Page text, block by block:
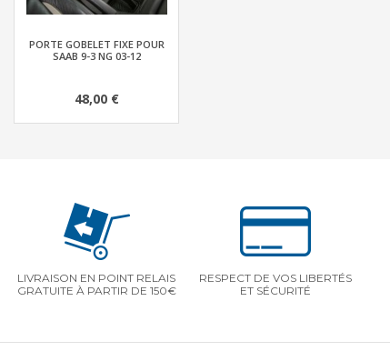
PORTE GOBELET FIXE POUR
SAAB 9-3 NG 03-12
48,00 €
LIVRAISON EN POINT RELAIS
GRATUITE À PARTIR DE 150€
RESPECT DE VOS LIBERTÉS
ET SÉCURITÉ